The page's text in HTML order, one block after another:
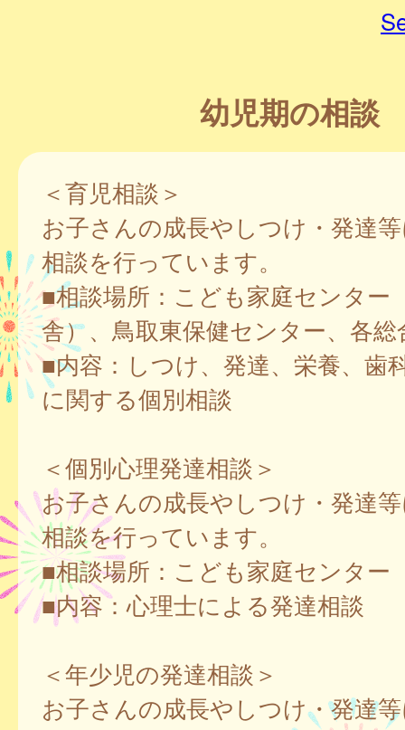
幼児期の相談
＜育児相談＞
お子さんの成長やしつけ・発達
相談を行っています。
■相談場所：こども家庭センター
舎）、鳥取東保健センター、各
■内容：しつけ、発達、栄養、歯
に関する個別相談
＜個別心理発達相談＞
お子さんの成長やしつけ・発達
相談を行っています。
■相談場所：こども家庭センター
■内容：心理士による発達相談
＜年少児の発達相談＞
お子さんの成長やしつけ・発達